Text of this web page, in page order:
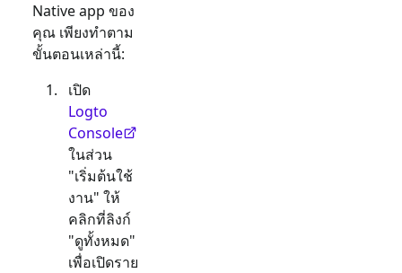
Native app ของ
คุณ เพียงทำตาม
ขั้นตอนเหล่านี้:
เปิด
Logto
Console
ในส่วน
"เริ่มต้นใช้
งาน" ให้
คลิกที่ลิงก์
"ดูทั้งหมด"
เพื่อเปิดราย